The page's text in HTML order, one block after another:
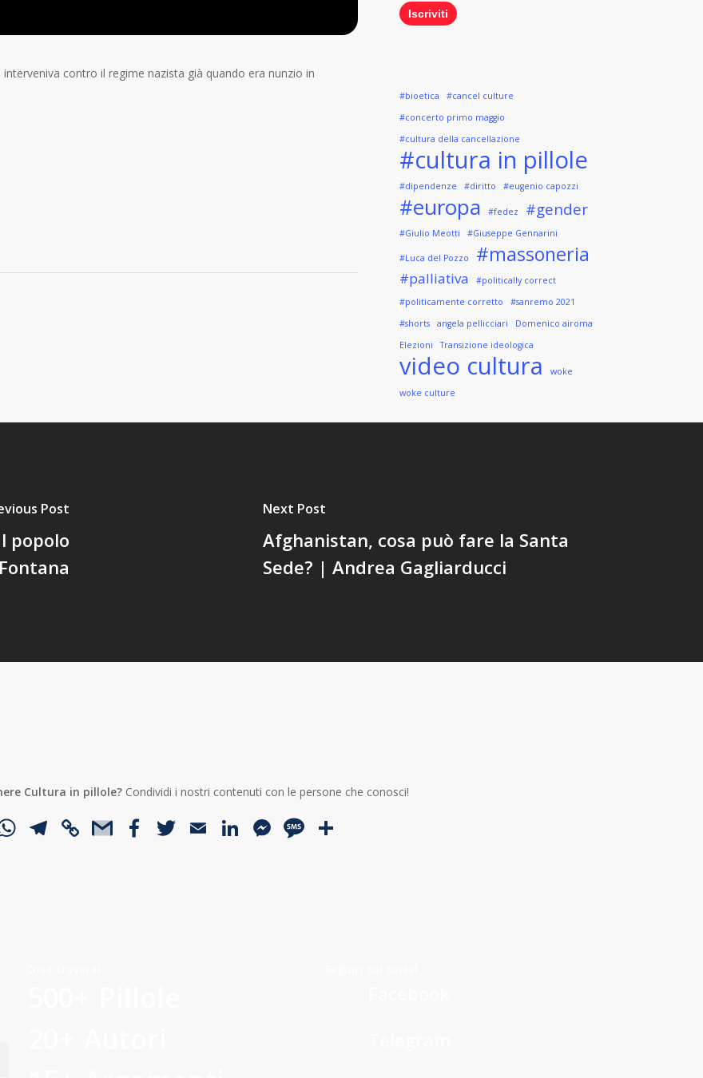
contro il regime nazista già quando era nunzio in
#bioetica
#cancel culture
#concerto primo maggio
#cultura della cancellazione
#cultura in pillole
#dipendenze #diritto #eugenio capozzi
#europa #fedez #gender
#Giulio Meotti #Giuseppe Gennarini
#Luca del Pozzo #massoneria
#palliativa
#politically correct
#politicamente corretto
#sanremo 2021
#shorts
angela pellicciari
Domenico airoma
Elezioni
Transizione ideologica
video cultura
woke
woke culture
Post
popolo
Next Post
Afghanistan, cosa può fare la Santa
Sede? | Andrea Gagliarducci
Cultura in pillole? Condividi i nostri contenuti con le persone che conosci!
WhatsApp
Telegram
CopyGmailFacebook
Twitter
EmailLinkedIn
Messenger
SMS